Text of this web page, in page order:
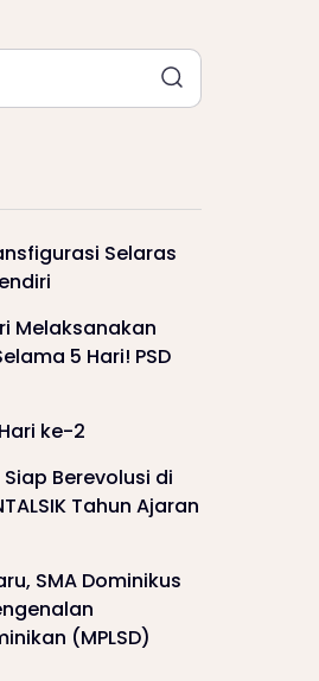
Selaras
Melaksanakan
5 Hari! PSD
ke-2
Berevolusi di
Tahun Ajaran
SMA Dominikus
(MPLSD)